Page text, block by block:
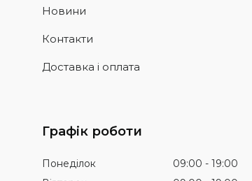
Новини
Контакти
Доставка і оплата
Графік роботи
Понеділок 09:00
19:00